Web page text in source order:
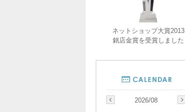
ネットショップ大賞2013
銘店金賞を受賞しました
2026/08